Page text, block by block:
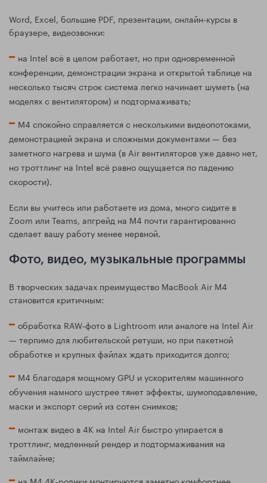
Word, Excel, большие PDF, презентации, онлайн‑курсы в
браузере, видеозвонки:
на Intel всё в целом работает, но при одновременной
конференции, демонстрации экрана и открытой таблице на
несколько тысяч строк система легко начинает шуметь (на
моделях с вентилятором) и подтормаживать;
M4 спокойно справляется с несколькими видеопотоками,
демонстрацией экрана и сложными документами — без
заметного нагрева и шума (в Air вентиляторов уже давно нет,
но троттлинг на Intel всё равно ощущается по падению
скорости).
Если вы учитесь или работаете из дома, много сидите в
Zoom или Teams, апгрейд на M4 почти гарантированно
сделает вашу работу менее нервной.
Фото, видео, музыкальные программы
В творческих задачах преимущество MacBook Air M4
становится критичным:
обработка RAW‑фото в Lightroom или аналоге на Intel Air
— терпимо для любительской ретуши, но при пакетной
обработке и крупных файлах ждать приходится долго;
M4 благодаря мощному GPU и ускорителям машинного
обучения намного шустрее тянет эффекты, шумоподавление,
маски и экспорт серий из сотен снимков;
монтаж видео в 4K на Intel Air быстро упирается в
троттлинг, медленный рендер и подтормаживания на
таймлайне;